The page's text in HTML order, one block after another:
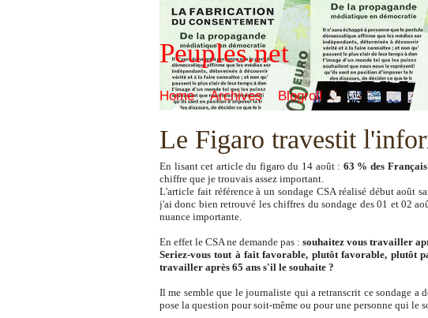
Peuples.net
Home Archives Blogroll
Le Figaro travestit
En lisant cet article du figaro du 14 août : 63 % des
chiffre que je trouvais assez important.
L'article fait référence à un sondage CSA réalisé début août
j'ai donc bien retrouvé les chiffres du sondage des 01 et 02
nuance importante.
En effet le CSA ne demande pas : souhaitez vous travailler
Seriez-vous tout à fait favorable, plutôt favorable, plutôt
travailler après 65 ans s'il le souhaite ?
Il me semble que le journaliste qui a retranscrit ce sondage
pose la question pour soit-même ou pour une personne qui le